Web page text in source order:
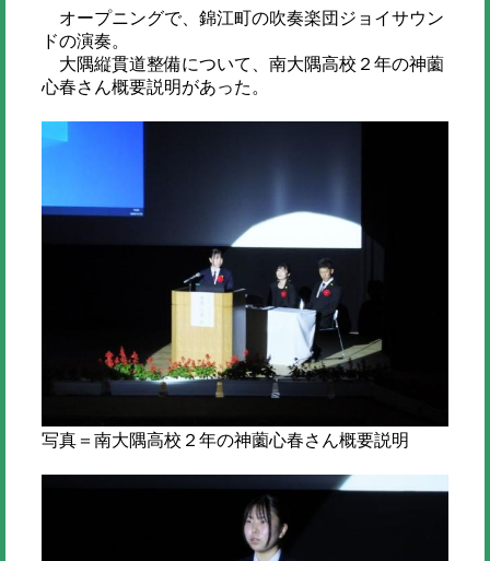
オープニングで、錦江町の吹奏楽団ジョイサウン
ドの演奏。
大隅縦貫道整備について、南大隅高校２年の神薗
心春さん概要説明があった。
写真＝南大隅高校２年の神薗心春さん概要説明